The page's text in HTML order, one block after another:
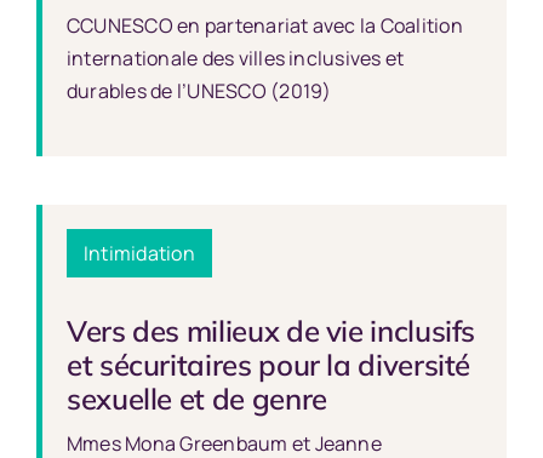
CCUNESCO en partenariat avec la Coalition
internationale des villes inclusives et
durables de l’UNESCO (2019)
Intimidation
Vers des milieux de vie inclusifs
et sécuritaires pour la diversité
sexuelle et de genre
Mmes Mona Greenbaum et Jeanne